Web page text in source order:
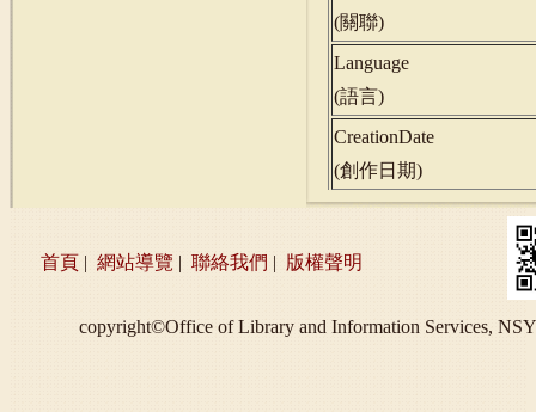
(關聯)
Language
(語言)
CreationDate
(創作日期)
首頁 | 網站導覽 | 聯絡我們 | 版權聲明
copyright©Office of Library and Information Services,